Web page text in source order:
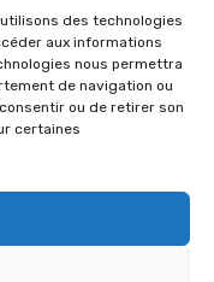
des technologies
aux informations
nous permettra
de navigation ou
ou de retirer son
certaines